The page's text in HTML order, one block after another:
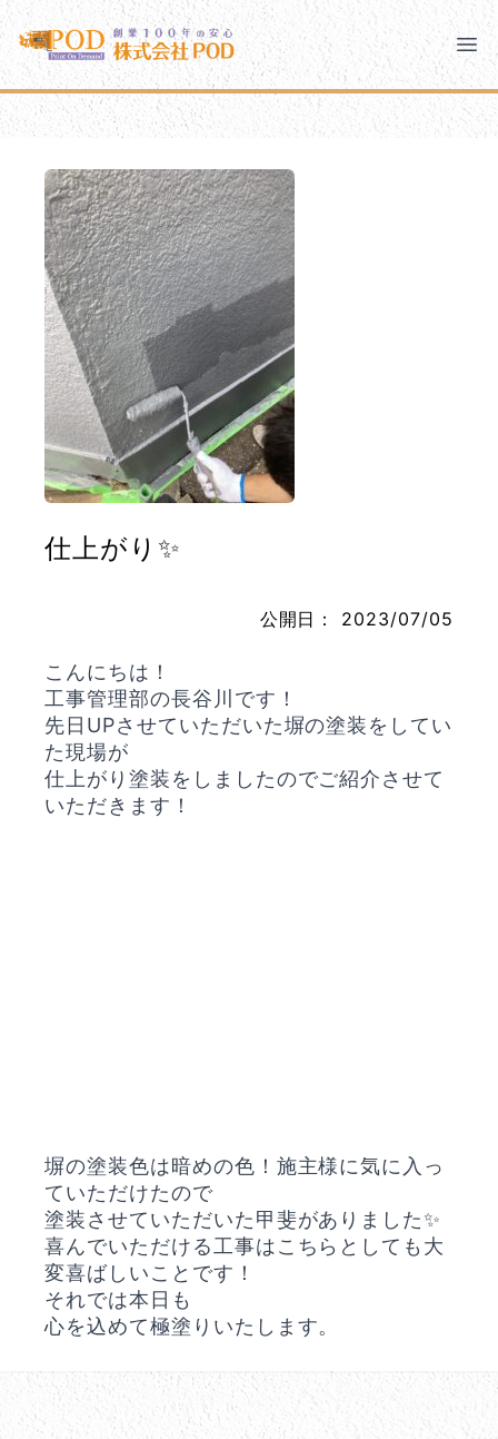
メインコンテンツにスキップ
株式会社ペイント・オン・デマンド
千葉の外壁塗装・屋根塗装なら創業100年の安心 ペイン
株式会社ペイント・オン・デマンド
モバイルメニュー
PODのまちづくり 安心の取り組み
ご相談と流れ よくあるご質問
PODについて
仕上がり✨
公開日： 2023/07/05
こんにちは！
工事管理部の長谷川です！
先日UPさせていただいた塀の塗装をしてい
た現場が
仕上がり塗装をしましたのでご紹介させて
いただきます！
塀の塗装色は暗めの色！施主様に気に入っ
ていただけたので
塗装させていただいた甲斐がありました✨
喜んでいただける工事はこちらとしても大
変喜ばしいことです！
それでは本日も
心を込めて極塗りいたします。